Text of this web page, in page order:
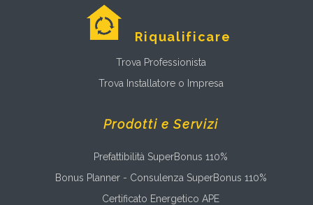
Riqualificare
Trova Professionista
Trova Installatore o Impresa
Prodotti e Servizi
Prefattibilità SuperBonus 110%
Bonus Planner - Consulenza SuperBonus 110%
Certificato Energetico APE